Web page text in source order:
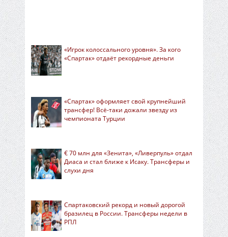
«Игрок колоссального уровня». За кого
«Спартак» отдаёт рекордные деньги
«Спартак» оформляет свой крупнейший
трансфер! Всё-таки дожали звезду из
чемпионата Турции
€ 70 млн для «Зенита», «Ливерпуль» отдал
Диаса и стал ближе к Исаку. Трансферы и
слухи дня
Спартаковский рекорд и новый дорогой
бразилец в России. Трансферы недели в
РПЛ